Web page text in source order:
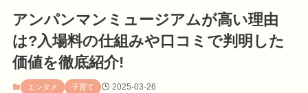
アンパンマンミュージアムが高い理由
は?入場料の仕組みや口コミで判明した
価値を徹底紹介!
エンタメ 子育て 2025-03-26